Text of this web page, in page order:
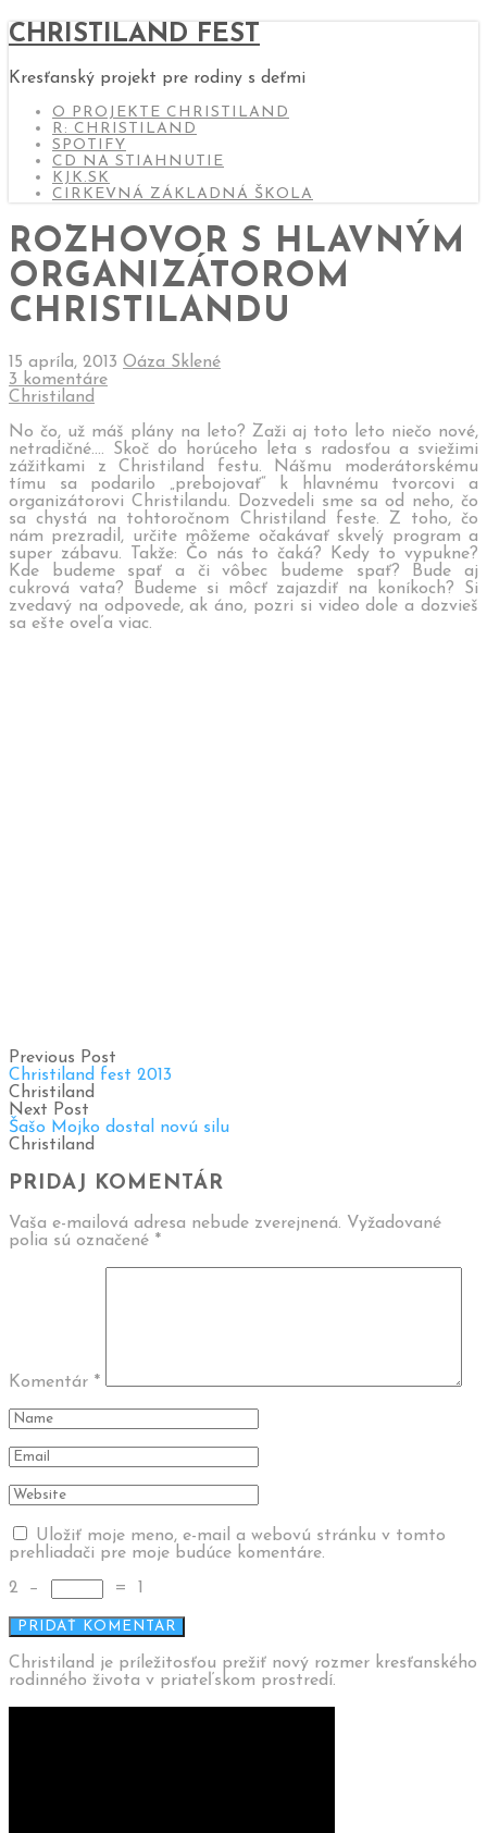
CHRISTILAND FEST
Kresťanský projekt pre rodiny s deťmi
O PROJEKTE CHRISTILAND
R: CHRISTILAND
SPOTIFY
CD NA STIAHNUTIE
KJK.SK
CIRKEVNÁ ZÁKLADNÁ ŠKOLA
ROZHOVOR S HLAVNÝM
ORGANIZÁTOROM
CHRISTILANDU
15 apríla, 2013 Oáza Sklené
3 komentáre
Christiland
No čo, už máš plány na leto? Zaži aj toto leto niečo nové,
netradičné…. Skoč do horúceho leta s radosťou a sviežimi
zážitkami z Christiland festu.
Nášmu moderátorskému
tímu sa podarilo „prebojovať“ k hlavnému tvorcovi a
organizátorovi Christilandu. Dozvedeli sme sa od neho, čo
sa chystá na tohtoročnom Christiland feste. Z toho, čo
nám prezradil, určite môžeme očakávať skvelý program a
super zábavu. Takže: Čo nás to čaká? Kedy to vypukne?
Kde budeme spať a či vôbec budeme spať? Bude aj
cukrová vata? Budeme si môcť zajazdiť na koníkoch? Si
zvedavý na odpovede, ak áno, pozri si video dole a dozvieš
sa ešte oveľa viac.
Previous Post
Christiland fest 2013
Christiland
Next Post
Šašo Mojko dostal novú silu
Christiland
PRIDAJ KOMENTÁR
Vaša e-mailová adresa nebude zverejnená. Vyžadované
polia sú označené *
Komentár *
Uložiť moje meno, e-mail a webovú stránku v tomto
prehliadači pre moje budúce komentáre.
2
− =
Christiland je príležitosťou prežiť nový rozmer kresťanského
rodinného života v priateľskom prostredí.